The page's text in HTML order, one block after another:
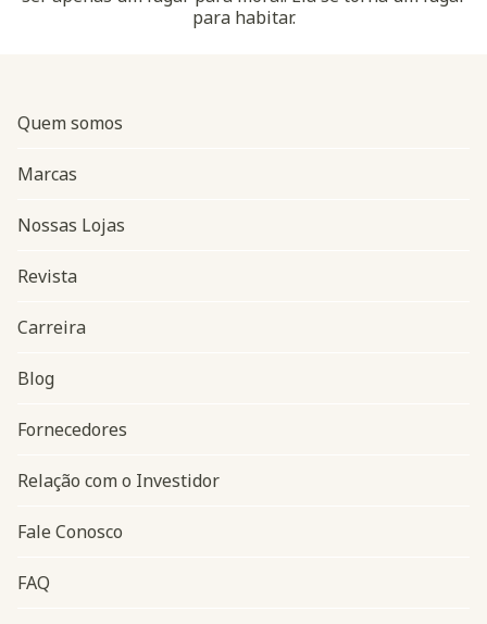
para habitar.
Navegação do rodapé
Quem somos
Marcas
Nossas Lojas
Revista
Carreira
Blog
Fornecedores
Relação com o Investidor
Fale Conosco
FAQ